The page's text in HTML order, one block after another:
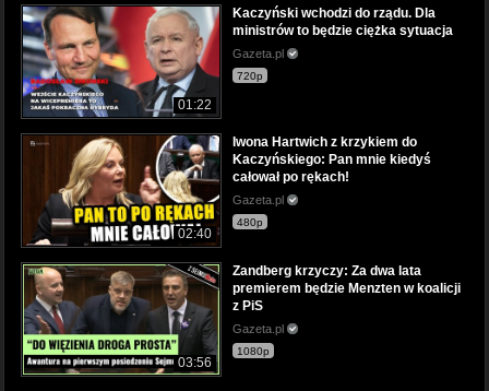
01:22
Kaczyński wchodzi do rządu. Dla
ministrów to będzie ciężka sytuacja
Gazeta.pl
720p
02:40
Iwona Hartwich z krzykiem do
Kaczyńskiego: Pan mnie kiedyś
całował po rękach!
Gazeta.pl
480p
03:56
Zandberg krzyczy: Za dwa lata
premierem będzie Menzten w koalicji
z PiS
Gazeta.pl
1080p